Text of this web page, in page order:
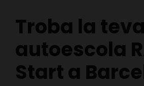
Troba la teva
autoescola
Start a